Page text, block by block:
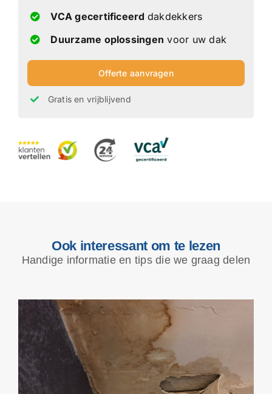
VCA gecertificeerd dakdekkers
Duurzame oplossingen voor uw dak
Offerte aanvragen
Gratis en vrijblijvend
Ook interessant om te lezen
Handige informatie en tips die we graag delen